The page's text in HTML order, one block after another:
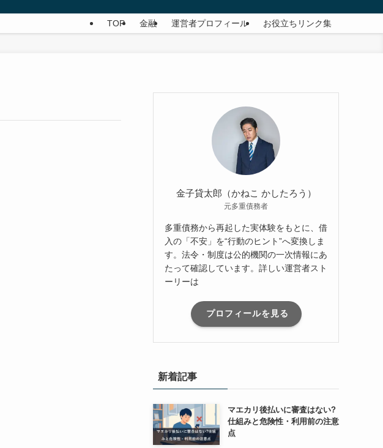
TOP 金融 運営者プロフィール お役立ちリンク集
金子貸太郎（かねこ かしたろう）
元多重債務者
多重債務から再起した実体験をもとに、借
入の「不安」を“行動のヒント”へ変換しま
す。法令・制度は公的機関の一次情報にあ
たって確認しています。詳しい運営者スト
ーリーは
プロフィールを見る
新着記事
マエカリ後払いに審査はない?
仕組みと危険性・利用前の注意
点